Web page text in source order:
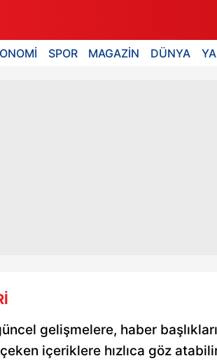
SPOR MAGAZİN DÜNYA
gelişmelere, haber
içeriklere hızlıca göz